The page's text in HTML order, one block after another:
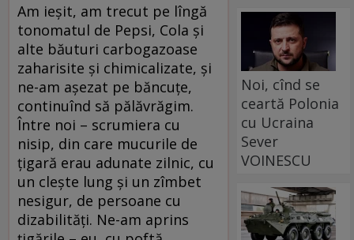
Am ieşit, am trecut pe lîngă
tonomatul de Pepsi, Cola şi
alte băuturi carbogazoase
zaharisite şi chimicalizate, şi
ne-am aşezat pe băncuţe,
continuînd să pălăvrăgim.
Între noi – scrumiera cu
nisip, din care mucurile de
ţigară erau adunate zilnic, cu
un cleşte lung şi un zîmbet
nesigur, de persoane cu
dizabilităţi. Ne-am aprins
Noi, cînd se
ceartă Polonia
cu Ucraina
Sever
VOINESCU